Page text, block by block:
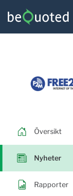
Översikt
Nyheter
Rapporter